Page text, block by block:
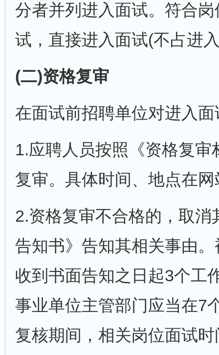
分者并列进入面试。符合
试，直接进入面试(不占进
(二)资格复审
在面试前招聘单位对进入
1.应聘人员按照《资格复
复审。具体时间、地点在
2.资格复审不合格的，取
告知书》告知其相关事由
收到书面告知之日起3个工
事业单位主管部门应当在7
复核期间，相关岗位面试